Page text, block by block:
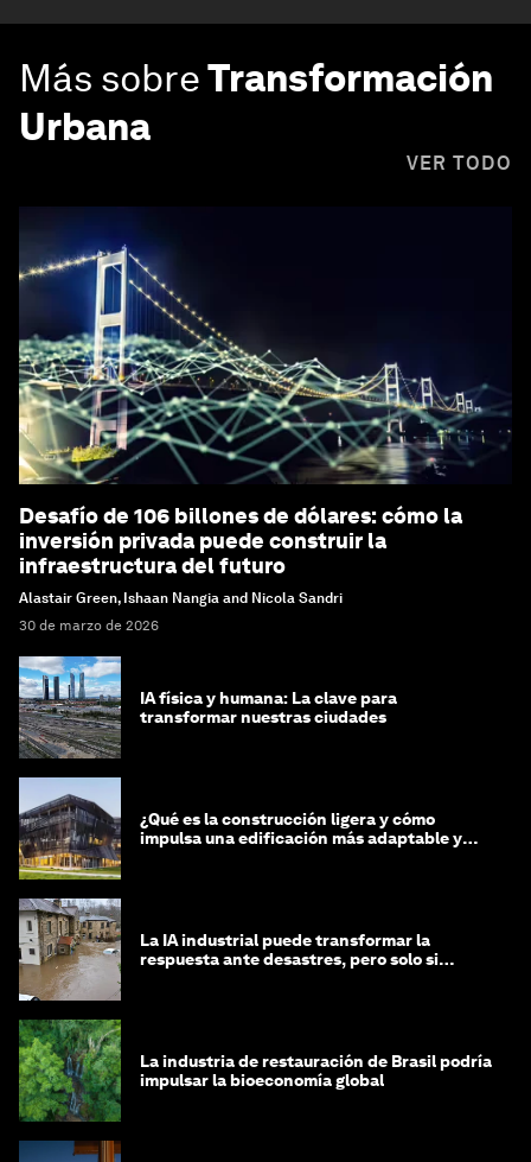
Más sobreTransformación
Urbana
VER TODO
Desafío de 106 billones de dólares: cómo la
inversión privada puede construir la
infraestructura del futuro
Alastair Green, Ishaan Nangia and Nicola Sandri
30 de marzo de 2026
IA física y humana: La clave para
transformar nuestras ciudades
¿Qué es la construcción ligera y cómo
impulsa una edificación más adaptable y
La IA industrial puede transformar la
respuesta ante desastres, pero solo si
La industria de restauración de Brasil podría
impulsar la bioeconomía global